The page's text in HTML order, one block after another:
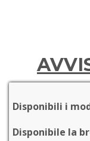
Disponibili i
Disponibile la